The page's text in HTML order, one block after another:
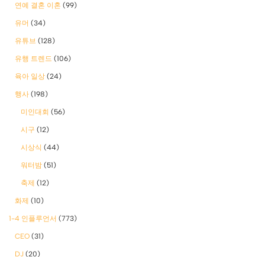
연예 결혼 이혼 (99)
유머 (34)
유튜브 (128)
유행 트렌드 (106)
육아 일상 (24)
행사 (198)
미인대회 (56)
시구 (12)
시상식 (44)
워터밤 (51)
축제 (12)
화제 (10)
1-4 인플루언서 (773)
CEO (31)
DJ (20)